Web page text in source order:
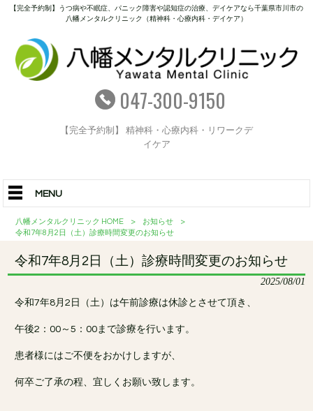
【完全予約制】うつ病や不眠症、パニック障害や認知症の治療、デイケアなら千葉県市川市の
八幡メンタルクリニック（精神科・心療内科・デイケア）
047-300-9150
【完全予約制】 精神科・心療内科・リワークデ
イケア
MENU
八幡メンタルクリニック HOME > お知らせ
>
令和7年8月2日（土）診療時間変更のお知らせ
令和7年8月2日（土）診療時間変更のお知らせ
2025/08/01
令和7年8月2日（土）は午前診療は休診とさせて頂き、
午後2：00～5：00まで診療を行います。
患者様にはご不便をおかけしますが、
何卒ご了承の程、宜しくお願い致します。